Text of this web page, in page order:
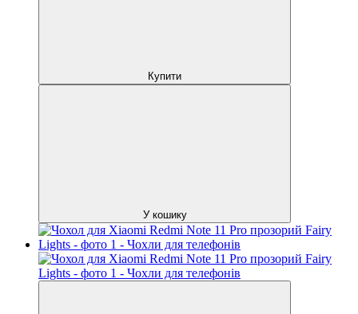
Купити
У кошику